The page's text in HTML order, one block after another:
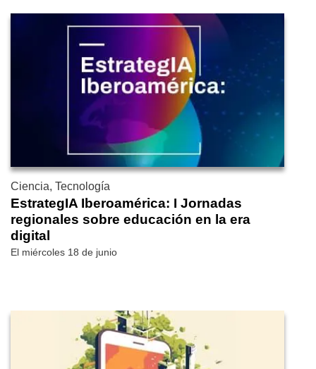
Ciencia, Tecnología
EstrategIA Iberoamérica: I Jornadas
regionales sobre educación en la era
digital
El miércoles 18 de junio